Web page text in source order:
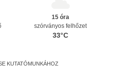
15 óra
szórványos felhőzet
33°C
KUTATÓMUNKÁHOZ